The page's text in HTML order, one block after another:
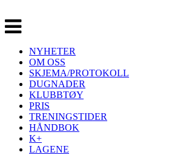
Veksle
navigasjon
NYHETER
OM OSS
SKJEMA/PROTOKOLL
DUGNADER
KLUBBTØY
PRIS
TRENINGSTIDER
HÅNDBOK
K+
LAGENE